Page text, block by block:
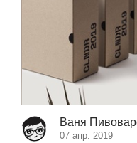
Ваня
07 апр. 2019